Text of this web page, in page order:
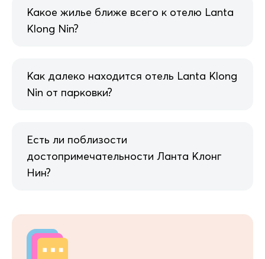
Какое жилье ближе всего к отелю Lanta
Klong Nin?
Как далеко находится отель Lanta Klong
Nin от парковки?
Есть ли поблизости
достопримечательности Ланта Клонг
Нин?